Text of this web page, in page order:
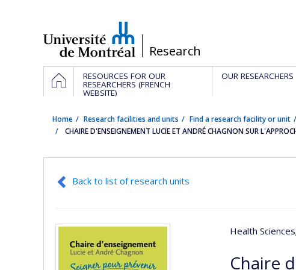
/Research
Navigation
principale
HOMERESOURCES FOR OUR
RESEARCHERS (FRENCH
WEBSITE)
OUR RESEARCHERS
Home Research facilities and units Find a research facility or unit
CHAIRE D'ENSEIGNEMENT LUCIE ET ANDRÉ CHAGNON SUR
Back to list of research units
Health Sciences
Chaire